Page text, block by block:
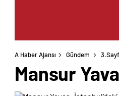
A Haber Ajansı Gündem
Mansur